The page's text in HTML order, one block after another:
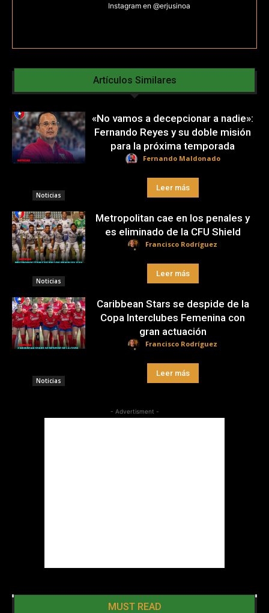
Instagram en @erjusinoa
Artículos Similares
Noticias
«No vamos a decepcionar a nadie»:
Fernando Reyes y su doble misión
para la próxima temporada
Fernando Maldonado
Leer más
Noticias
Metropolitan cae en los penales y
es eliminado de la CFU Shield
Francisco Rodríguez
Leer más
Noticias
Caribbean Stars se despide de la
Copa Interclubes Femenina con
gran actuación
Francisco Rodríguez
Leer más
- Advertisment -
MUST READ